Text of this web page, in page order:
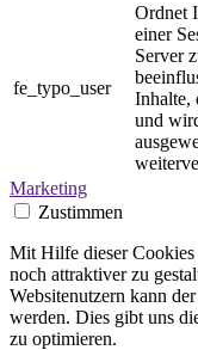
fe_typo_user
Ordnet
einer
Server
Inhalte,
und
Marketing
Zustimmen
Mit Hilfe dieser
noch attraktiver zu
Websitenutzern kann
werden. Dies gibt uns
zu optimieren.